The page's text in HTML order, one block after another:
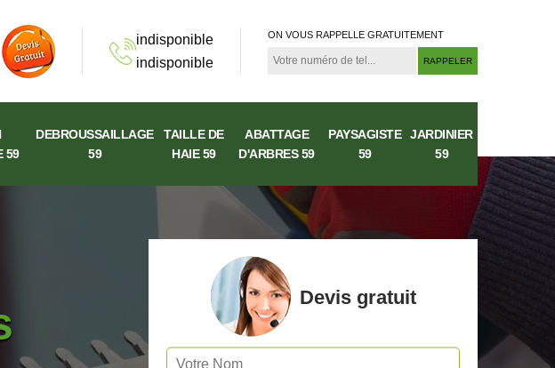
indisponible
indisponible
ON VOUS RAPPELLE GRATUITEMENT
59
DEBROUSSAILLAGE
59
TAILLE DE
HAIE 59
ABATTAGE
D'ARBRES 59
PAYSAGISTE
59
JARDINIER
59
Devis gratuit